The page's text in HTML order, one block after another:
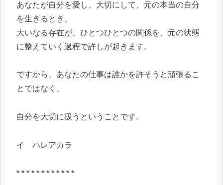
あなたが自分を愛し、大切にして、元の本当の自分
を生きるとき、
大いなる存在が、ひとつひとつの関係を、元の状態
に整えていく過程で許しが起きます。
ですから、あなたの仕事は誰かを許そうと頑張るこ
とではなく、
自分を大切に扱うということです。
イ ハレアカラ
* * * * * * * * * * * *